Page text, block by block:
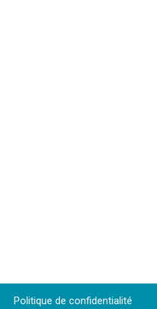
Politique de confidentialité